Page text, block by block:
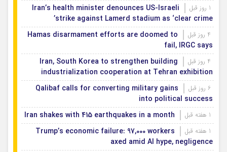
Iran’s health minister denounces US-Israeli
strike against Lamerd stadium as ‘clear crime’
Hamas disarmament efforts are doomed to
fail, IRGC says
Iran, South Korea to strengthen building
industrialization cooperation at Tehran exhibition
Qalibaf calls for converting military gains
into political success
Iran shakes with 415 earthquakes in a month
Trump’s economic failure: 97,000 workers
axed amid AI hype, negligence